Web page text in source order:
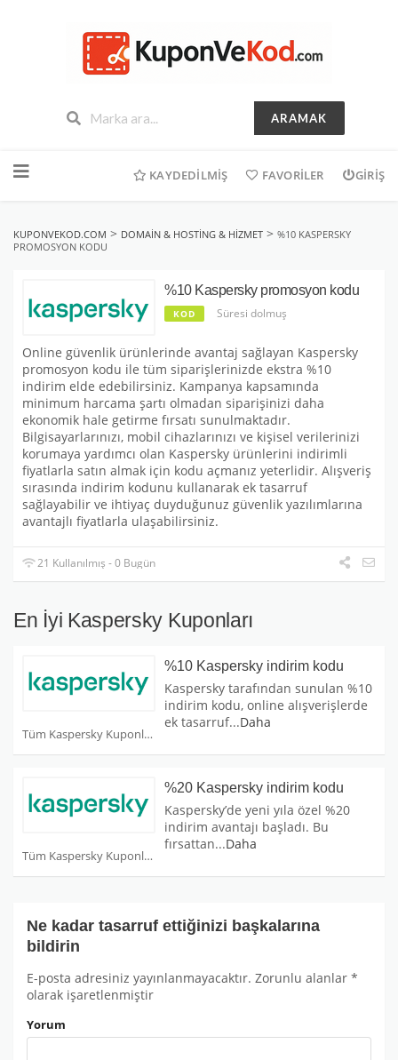
ARAMAK
geç
KAYDEDILMIŞ FAVORILER GIRIŞ
KUPONVEKOD.COM > DOMAIN & HOSTING & HIZMET > %10 KASPERSKY
PROMOSYON KODU
%10 Kaspersky promosyon kodu
KOD Süresi dolmuş
Online güvenlik ürünlerinde avantaj sağlayan Kaspersky
promosyon kodu ile tüm siparişlerinizde ekstra %10
indirim elde edebilirsiniz. Kampanya kapsamında
minimum harcama şartı olmadan siparişinizi daha
ekonomik hale getirme fırsatı sunulmaktadır.
Bilgisayarlarınızı, mobil cihazlarınızı ve kişisel verilerinizi
korumaya yardımcı olan Kaspersky ürünlerini indirimli
fiyatlarla satın almak için kodu açmanız yeterlidir. Alışveriş
sırasında indirim kodunu kullanarak ek tasarruf
sağlayabilir ve ihtiyaç duyduğunuz güvenlik yazılımlarına
avantajlı fiyatlarla ulaşabilirsiniz.
21 Kullanılmış - 0 Bugün
En İyi Kaspersky Kuponları
Tüm Kaspersky Kuponları
%10 Kaspersky indirim kodu
Kaspersky tarafından sunulan %10
indirim kodu, online alışverişlerde
ek tasarruf...Daha
Tüm Kaspersky Kuponları
%20 Kaspersky indirim kodu
Kaspersky’de yeni yıla özel %20
indirim avantajı başladı. Bu
fırsattan...Daha
Ne kadar tasarruf ettiğinizi başkalarına
bildirin
E-posta adresiniz yayınlanmayacaktır. Zorunlu alanlar *
olarak işaretlenmiştir
Yorum